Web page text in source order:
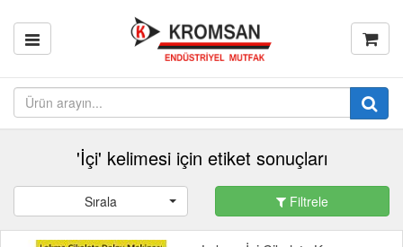
'İçi' kelimesi için etiket sonuçları
Sırala Filtrele